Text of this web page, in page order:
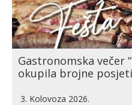
Gastronomska večer
okupila brojne
3. Kolovoza 2026.